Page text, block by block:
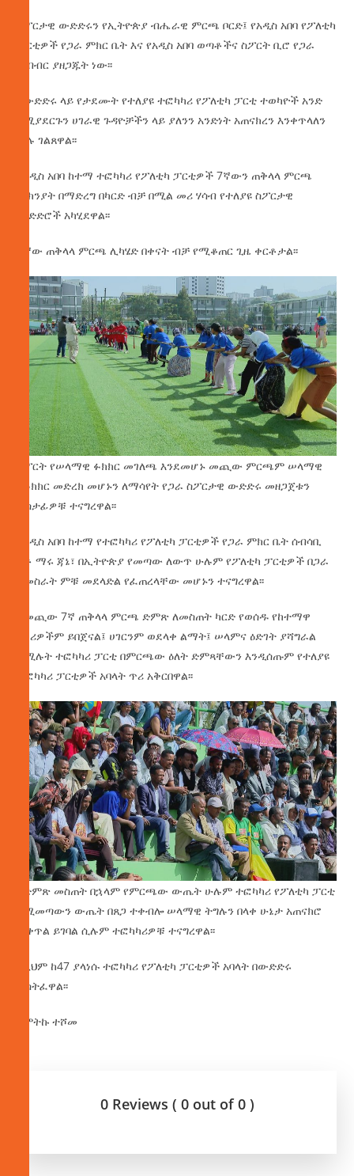
ስፖርታዊ ውድድሩን የኢትዮጵያ ብሔራዊ ምርጫ ቦርድ፤ የአዲስ አበባ የፖለቲካ
ፓርቲዎች የጋራ ምክር ቤት እና የአዲስ አበባ ወጣቶችና ስፖርት ቢሮ የጋራ
ትብብር ያዘጋጁት ነው፡፡
በውድድሩ ላይ የታደሙት የተለያዩ ተፎካካሪ የፖለቲካ ፓርቲ ተወካዮች አንድ
በሚያደርጉን ሀገራዊ ጉዳዮቻችን ላይ ያለንን አንድነት አጠናክረን እንቀጥላለን
ሲሉ ገልጸዋል፡፡
የአዲስ አበባ ከተማ ተፎካካሪ የፖለቲካ ፓርቲዎች 7ኛውን ጠቅላላ ምርጫ
ምክንያት በማድረግ በካርድ ብቻ በሚል መሪ ሃሳብ የተለያዩ ስፖርታዊ
ውድድሮች አካሂደዋል፡፡
7ኛው ጠቅላላ ምርጫ ሊካሄድ በቀናት ብቻ የሚቆጠር ጊዜ ቀርቶታል፡፡
ስፖርት የሠላማዊ ፉክክር መገለጫ እንደመሆኑ መጪው ምርጫም ሠላማዊ
የፉክክር መድረክ መሆኑን ለማሳየት የጋራ ስፖርታዊ ውድድሩ መዘጋጀቱን
ተሳታፊዎቹ ተናግረዋል፡፡
የአዲስ አበባ ከተማ የተፎካካሪ የፖለቲካ ፓርቲዎች የጋራ ምክር ቤት ሰብሳቢ
አቶ ማሩ ጃኔ፣ በኢትዮጵያ የመጣው ለውጥ ሁሉም የፖለቲካ ፓርቲዎች በጋራ
ለመስራት ምቹ መደላድል የፈጠረላቸው መሆኑን ተናግረዋል፡፡
ለመጪው 7ኛ ጠቅላላ ምርጫ ድምጽ ለመስጠት ካርድ የወሰዱ የከተማዋ
ነዋሪዎችም ይበጀናል፤ ሀገርንም ወደላቀ ልማት፤ ሠላምና ዕድገት ያሻግራል
ለሚሉት ተፎካካሪ ፓርቲ በምርጫው ዕለት ድምጻቸውን እንዲሰጡም የተለያዩ
ተፎካካሪ ፓርቲዎች አባላት ጥሪ አቅርበዋል፡፡
ከድምጽ መስጠት በኋላም የምርጫው ውጤት ሁሉም ተፎካካሪ የፖለቲካ ፓርቲ
የሚመጣውን ውጤት በጸጋ ተቀብሎ ሠላማዊ ትግሉን በላቀ ሁኔታ አጠናክሮ
ሊቀጥል ይገባል ሲሉም ተፎካካሪዎቹ ተናግረዋል፡፡
በዚህም ከ47 ያላነሱ ተፎካካሪ የፖለቲካ ፓርቲዎች አባላት በውድድሩ
ተሳትፈዋል፡፡
በምትኩ ተሾመ
0 Reviews ( 0 out of 0 )